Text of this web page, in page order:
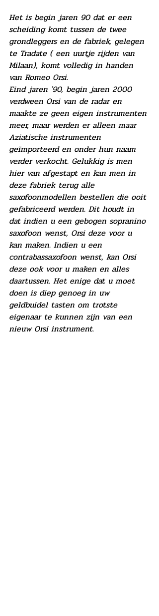
Het is begin jaren 90 dat er een
scheiding komt tussen de twee
grondleggers en de fabriek, gelegen
te Tradate ( een uurtje rijden van
Milaan), komt volledig in handen
van Romeo Orsi.
Eind jaren '90, begin jaren 2000
verdween Orsi van de radar en
maakte ze geen eigen instrumenten
meer, maar werden er alleen maar
Aziatische instrumenten
geïmporteerd en onder hun naam
verder verkocht. Gelukkig is men
hier van afgestapt en kan men in
deze fabriek terug alle
saxofoonmodellen bestellen die ooit
gefabriceerd werden. Dit houdt in
dat indien u een gebogen sopranino
saxofoon wenst, Orsi deze voor u
kan maken. Indien u een
contrabassaxofoon wenst, kan Orsi
deze ook voor u maken en alles
daartussen. Het enige dat u moet
doen is diep genoeg in uw
geldbuidel tasten om trotste
eigenaar te kunnen zijn van een
nieuw Orsi instrument.